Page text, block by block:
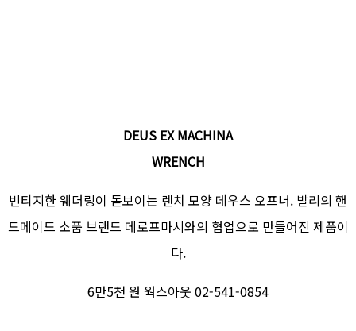
DEUS EX MACHINA
WRENCH
빈티지한 웨더링이 돋보이는 렌치 모양 데우스 오프너. 발리의 핸
드메이드 소품 브랜드 데로프마시와의 협업으로 만들어진 제품이
다.
6만5천 원 웍스아웃 02-541-0854